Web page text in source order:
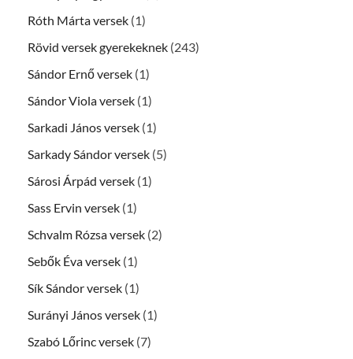
Róth Márta versek (1)
Rövid versek gyerekeknek (243)
Sándor Ernő versek (1)
Sándor Viola versek (1)
Sarkadi János versek (1)
Sarkady Sándor versek (5)
Sárosi Árpád versek (1)
Sass Ervin versek (1)
Schvalm Rózsa versek (2)
Sebők Éva versek (1)
Sík Sándor versek (1)
Surányi János versek (1)
Szabó Lőrinc versek (7)